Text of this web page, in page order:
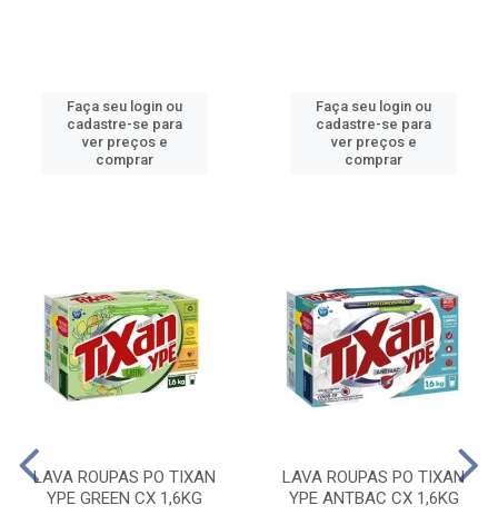
Faça seu login ou
cadastre-se para
ver preços e
comprar
Faça seu login ou
cadastre-se para
ver preços e
comprar
LAVA ROUPAS PO TIXAN
YPE GREEN CX 1,6KG
LAVA ROUPAS PO TIXAN
YPE ANTBAC CX 1,6KG